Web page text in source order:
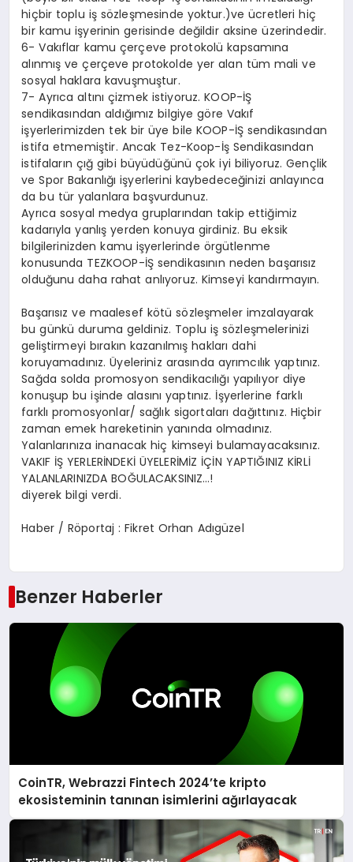
hiçbir toplu iş sözleşmesinde yoktur.)ve ücretleri hiç
bir kamu işyerinin gerisinde değildir aksine üzerindedir.
6- Vakıflar kamu çerçeve protokolü kapsamına
alınmış ve çerçeve protokolde yer alan tüm mali ve
sosyal haklara kavuşmuştur.
7- Ayrıca altını çizmek istiyoruz. KOOP-İŞ
sendikasından aldığımız bilgiye göre Vakıf
işyerlerimizden tek bir üye bile KOOP-İŞ sendikasından
istifa etmemiştir. Ancak Tez-Koop-İş Sendikasından
istifaların çığ gibi büyüdüğünü çok iyi biliyoruz. Gençlik
ve Spor Bakanlığı işyerlerini kaybedeceğinizi anlayınca
da bu tür yalanlara başvurdunuz.
Ayrıca sosyal medya gruplarından takip ettiğimiz
kadarıyla yanlış yerden konuya girdiniz. Bu eksik
bilgilerinizden kamu işyerlerinde örgütlenme
konusunda TEZKOOP-İŞ sendikasının neden başarısız
olduğunu daha rahat anlıyoruz. Kimseyi kandırmayın.
Başarısız ve maalesef kötü sözleşmeler imzalayarak
bu günkü duruma geldiniz. Toplu iş sözleşmelerinizi
geliştirmeyi bırakın kazanılmış hakları dahi
koruyamadınız. Üyeleriniz arasında ayrımcılık yaptınız.
Sağda solda promosyon sendikacılığı yapılıyor diye
konuşup bu işinde alasını yaptınız. İşyerlerine farklı
farklı promosyonlar/ sağlık sigortaları dağıttınız. Hiçbir
zaman emek hareketinin yanında olmadınız.
Yalanlarınıza inanacak hiç kimseyi bulamayacaksınız.
VAKIF İŞ YERLERİNDEKİ ÜYELERİMİZ İÇİN YAPTIĞINIZ KİRLİ
YALANLARINIZDA BOĞULACAKSINIZ…!
diyerek bilgi verdi.
Haber / Röportaj : Fikret Orhan Adıgüzel
Benzer Haberler
CoinTR, Webrazzi Fintech 2024’te kripto
ekosisteminin tanınan isimlerini ağırlayacak